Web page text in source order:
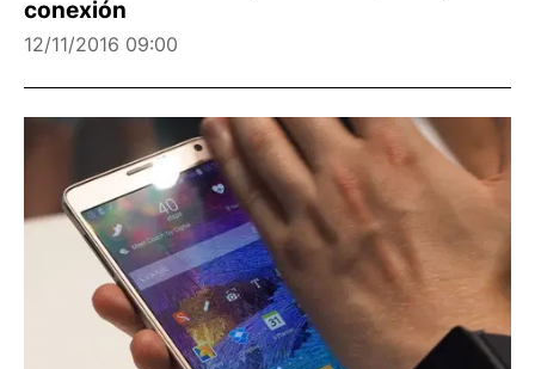
conexión
12/11/2016 09:00